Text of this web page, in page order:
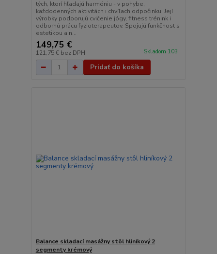
tých, ktorí hľadajú harmóniu - v pohybe,
každodenných aktivitách i chvíľach odpočinku. Její
výrobky podporujú cvičenie jógy, fitness trénink i
odbornú prácu fyzioterapeutov. Spojujú funkčnost s
estetikou a n...
149,75 €
121,75 € bez DPH Skladom 103
Pridať do košíka
Balance skladací masážny stôl hliníkový 2
segmenty krémový